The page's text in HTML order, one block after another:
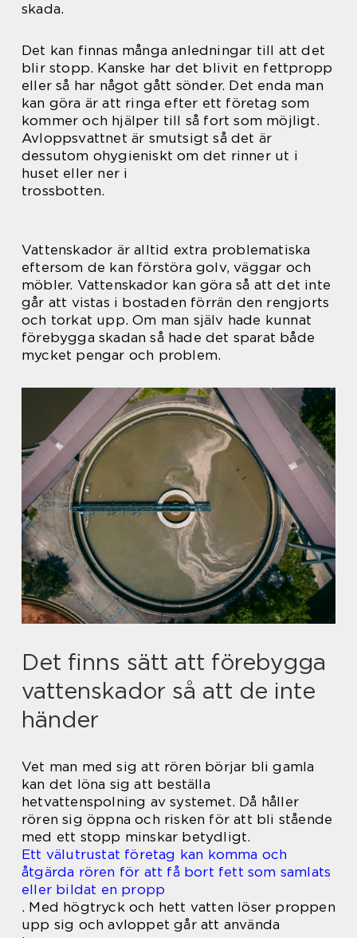
skada.
Det kan finnas många anledningar till att det
blir stopp. Kanske har det blivit en fettpropp
eller så har något gått sönder. Det enda man
kan göra är att ringa efter ett företag som
kommer och hjälper till så fort som möjligt.
Avloppsvattnet är smutsigt så det är
dessutom ohygieniskt om det rinner ut i
huset eller ner i
trossbotten.
Vattenskador är alltid extra problematiska
eftersom de kan förstöra golv, väggar och
möbler. Vattenskador kan göra så att det inte
går att vistas i bostaden förrän den rengjorts
och torkat upp. Om man själv hade kunnat
förebygga skadan så hade det sparat både
mycket pengar och problem.
Det finns sätt att förebygga
vattenskador så att de inte
händer
Vet man med sig att rören börjar bli gamla
kan det löna sig att beställa
hetvattenspolning av systemet. Då håller
rören sig öppna och risken för att bli stående
med ett stopp minskar betydligt.
Ett välutrustat företag kan komma och
åtgärda rören för att få bort fett som samlats
eller bildat en propp
. Med högtryck och hett vatten löser proppen
upp sig och avloppet går att använda